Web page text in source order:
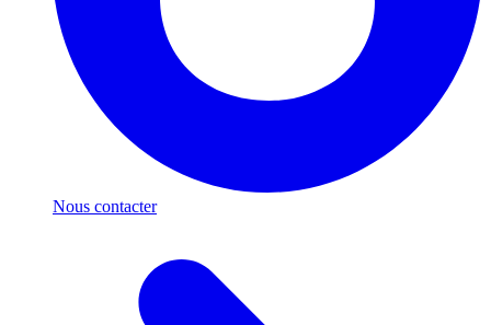
Nous contacter